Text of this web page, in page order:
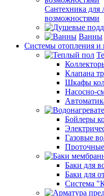
Сантехника для
возможностями
Ванны
Системы отопления и
Клапана
Шкафы
Насосно-
Бойлеры
Газовые
Проточные
Баки для
Баки для
Система